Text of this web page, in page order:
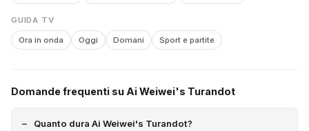
GUIDA TV
Ora in onda Oggi Domani Sport e partite
Domande frequenti su Ai Weiwei's Turandot
Quanto dura Ai Weiwei's Turandot?